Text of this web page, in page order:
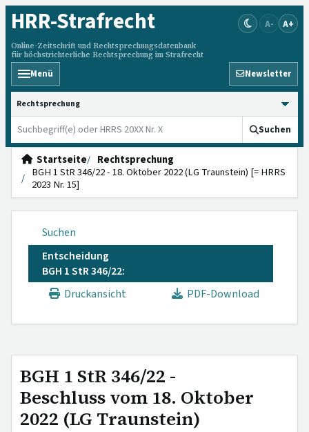
HRR-Strafrecht
Online-Zeitschrift und Rechtsprechungsdatenbank
für höchstrichterliche Rechtsprechung im Strafrecht
A- A+
Menü Newsletter
HRRS durchsuchen
Suchen
Startseite
Rechtsprechung
BGH 1 StR 346/22 - 18. Oktober 2022 (LG Traunstein) [= HRRS
2023 Nr. 15]
Suchen
Entscheidung
BGH 1 StR 346/22:
Druckansicht
PDF-Download
BGH 1 StR 346/22 -
Beschluss vom 18. Oktober
2022 (LG Traunstein)